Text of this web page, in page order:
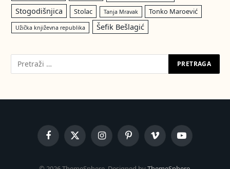
Stogodišnjica Stolac Tanja Mravak Tonko Maroević
Užička književna republika Šefik Bešlagić
FacebookX
(Twitter)
InstagramPinterestVimeo YouTube